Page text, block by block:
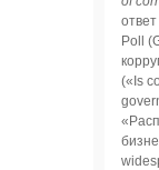
Poll
(«Is